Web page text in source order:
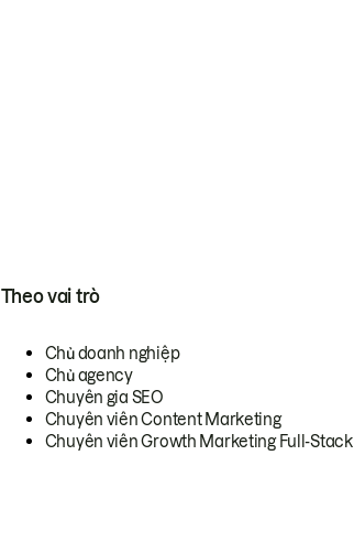
Theo vai trò
Chủ doanh nghiệp
Chủ agency
Chuyên gia SEO
Chuyên viên Content Marketing
Chuyên viên Growth Marketing Full-Stack